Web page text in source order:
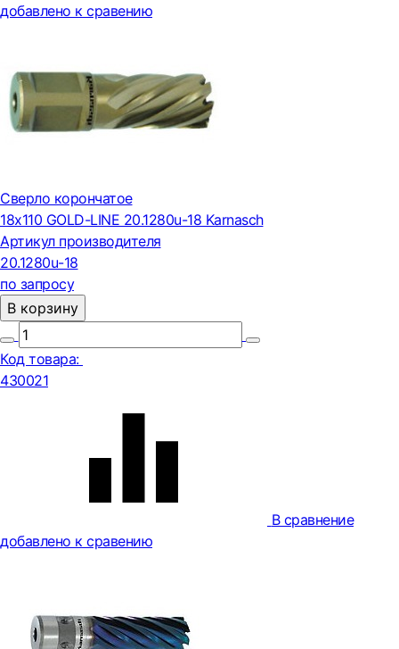
добавлено к сравению
Сверло корончатое
18х110 GOLD-LINE 20.1280u-18 Karnasch
Артикул производителя
20.1280u-18
по запросу
В корзину
Код товара:
430021
В сравнение
добавлено к сравению